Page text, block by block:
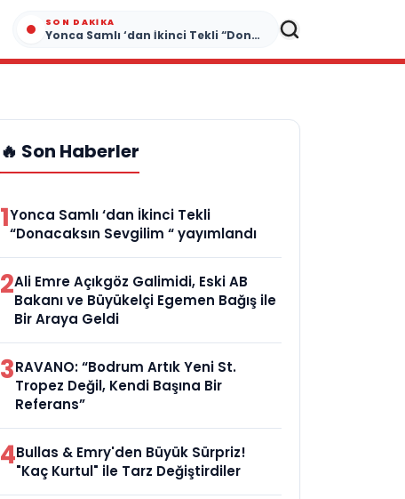
SON DAKIKA
Yonca Samlı ‘dan İkinci Tekli “Donacaksın Sevgilim “ yayımlandı
🔥 Son Haberler
1Yonca Samlı ‘dan İkinci Tekli
“Donacaksın Sevgilim “ yayımlandı
2Ali Emre Açıkgöz Galimidi, Eski AB
Bakanı ve Büyükelçi Egemen Bağış ile
Bir Araya Geldi
3RAVANO: “Bodrum Artık Yeni St.
Tropez Değil, Kendi Başına Bir
Referans”
4Bullas & Emry'den Büyük Sürpriz!
"Kaç Kurtul" ile Tarz Değiştirdiler